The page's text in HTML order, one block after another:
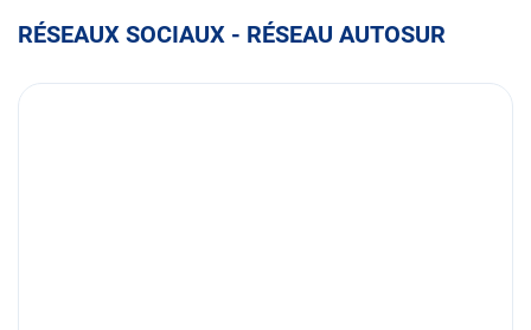
RÉSEAUX SOCIAUX - RÉSEAU AUTOSUR